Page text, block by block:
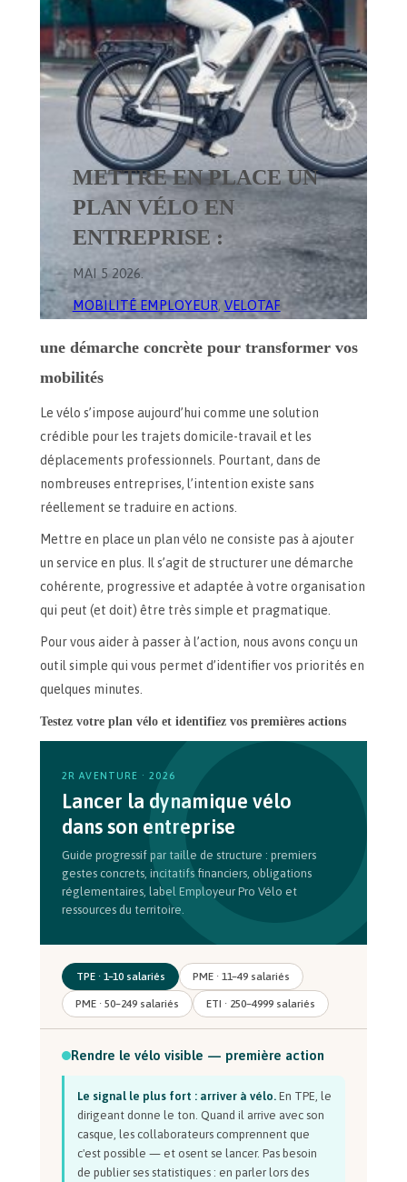
METTRE EN PLACE UN
PLAN VÉLO EN
ENTREPRISE :
MAI 5 2026
MOBILITÉ EMPLOYEUR, VELOTAF
une démarche concrète pour transformer vos
mobilités
Le vélo s’impose aujourd’hui comme une solution
crédible pour les trajets domicile-travail et les
déplacements professionnels. Pourtant, dans de
nombreuses entreprises, l’intention existe sans
réellement se traduire en actions.
Mettre en place un plan vélo ne consiste pas à ajouter
un service en plus. Il s’agit de structurer une démarche
cohérente, progressive et adaptée à votre organisation
qui peut (et doit) être très simple et pragmatique.
Pour vous aider à passer à l’action, nous avons conçu un
outil simple qui vous permet d’identifier vos priorités en
quelques minutes.
Testez votre plan vélo et identifiez vos premières actions